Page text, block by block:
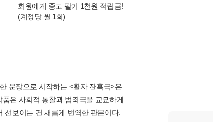
회원에게 중고 팔기 1천원 적립금!
(계정당 월 1회)
문장으로 시작하는 <활자 잔혹극>은
은 사회적 통찰과 범죄극을 교묘하게
선보이는 건 새롭게 번역한 판본이다.